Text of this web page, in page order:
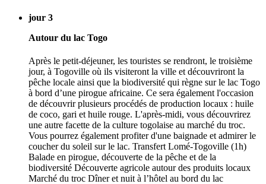
jour 3
Autour du lac Togo
Après le petit-déjeuner, les touristes se rendront, le troisième
jour, à Togoville où ils visiteront la ville et découvriront la
pêche locale ainsi que la biodiversité qui règne sur le lac Togo
à bord d’une pirogue africaine. Ce sera également l'occasion
de découvrir plusieurs procédés de production locaux : huile
de coco, gari et huile rouge. L'après-midi, vous découvrirez
une autre facette de la culture togolaise au marché du troc.
Vous pourrez également profiter d'une baignade et admirer le
coucher du soleil sur le lac. Transfert Lomé-Togoville (1h)
Balade en pirogue, découverte de la pêche et de la
biodiversité Découverte agricole autour des produits locaux
Marché du troc Dîner et nuit à l’hôtel au bord du lac